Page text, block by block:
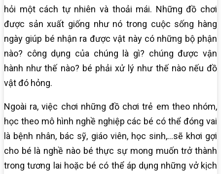
hỏi một cách tự nhiên và thoải mái. Những đồ chơi
được sản xuất giống như nó trong cuộc sống hàng
ngày giúp bé nhận ra được vật này có những bộ phận
nào? công dụng của chúng là gì? chúng được vận
hành như thế nào? bé phải xử lý như thế nào nếu đồ
vật đó hỏng.
Ngoài ra, việc chơi những đồ chơi trẻ em theo nhóm,
học theo mô hình nghề nghiệp các bé có thể đóng vai
là bệnh nhân, bác sỹ, giáo viên, học sinh,…sẽ khơi gợi
cho bé là nghề nào bé thực sự mong muốn trở thành
trong tương lai hoặc bé có thể áp dụng những vở kịch